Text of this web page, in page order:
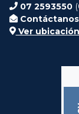
07 2593550
Ver